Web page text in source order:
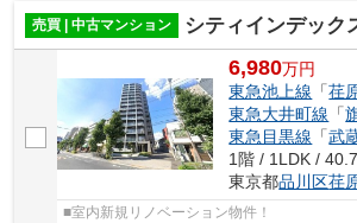
売買 | 中古マンション シティインデック
6,980万円
東急池上線 「荏
東急大井町線 「
東急目黒線 「武
1階 / 1LDK /
東京都品川区荏
■室内新規リノベーション物件！